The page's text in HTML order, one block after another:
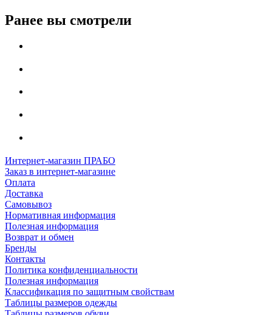
Ранее вы смотрели
Интернет-магазин ПРАБО
Заказ в интернет-магазине
Оплата
Доставка
Самовывоз
Нормативная информация
Полезная информация
Возврат и обмен
Бренды
Контакты
Политика конфиденциальности
Полезная информация
Классификация по защитным свойствам
Таблицы размеров одежды